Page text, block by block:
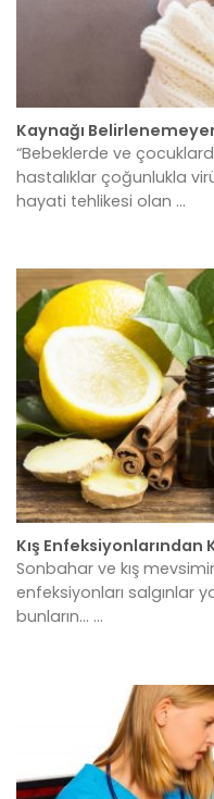
Kaynağı
“Bebeklerde ve
hastalıklar çoğunlukla
hayati tehlikesi olan ...
Kış Enfeksiyonlarından
Sonbahar ve kış
enfeksiyonları salgınlar
bunların... ...